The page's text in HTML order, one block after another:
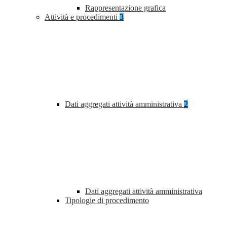
Rappresentazione grafica
Attività e procedimenti 3
Dati aggregati attività amministrativa 2
Dati aggregati attività amministrativa
Tipologie di procedimento